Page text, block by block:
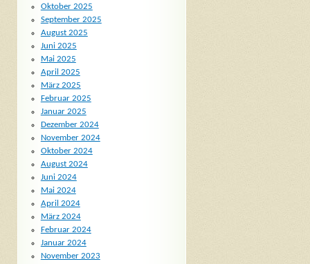
Oktober 2025
September 2025
August 2025
Juni 2025
Mai 2025
April 2025
März 2025
Februar 2025
Januar 2025
Dezember 2024
November 2024
Oktober 2024
August 2024
Juni 2024
Mai 2024
April 2024
März 2024
Februar 2024
Januar 2024
November 2023